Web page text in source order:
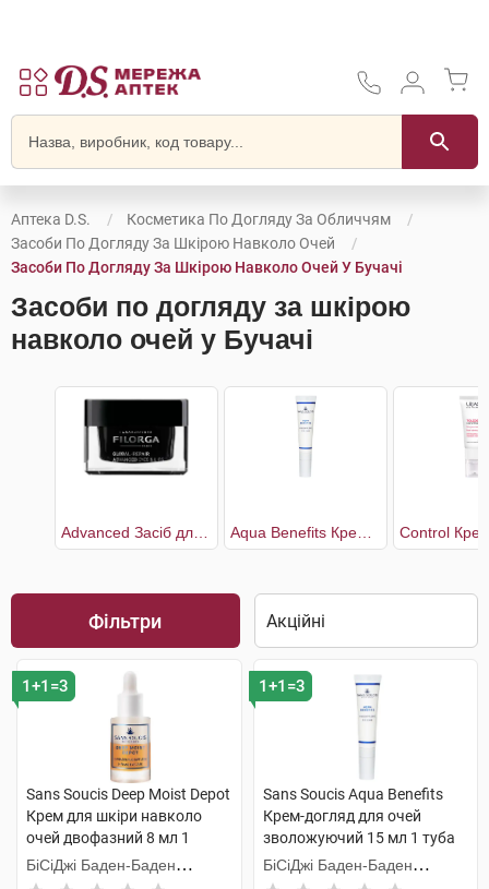
Аптека D.S.
Косметика По Догляду За Обличчям
Засоби По Догляду За Шкірою Навколо Очей
Засоби По Догляду За Шкірою Навколо Очей У Бучачі
Засоби по догляду за шкірою
навколо очей у Бучачі
Фільтри
1+1=3
Sans Soucis Deep Moist Depot
Крем для шкіри навколо
очей двофазний 8 мл 1
флакон
БіСіДжі Баден-Баден
1+1=3
Sans Soucis Aqua Benefits
Крем-догляд для очей
зволожуючий 15 мл 1 туба
БіСіДжі Баден-Баден